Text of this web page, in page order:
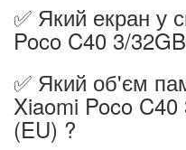
✅ Який екран у
Poco C40 3/
✅ Який об'єм
Xiaomi Poco
(EU) ?